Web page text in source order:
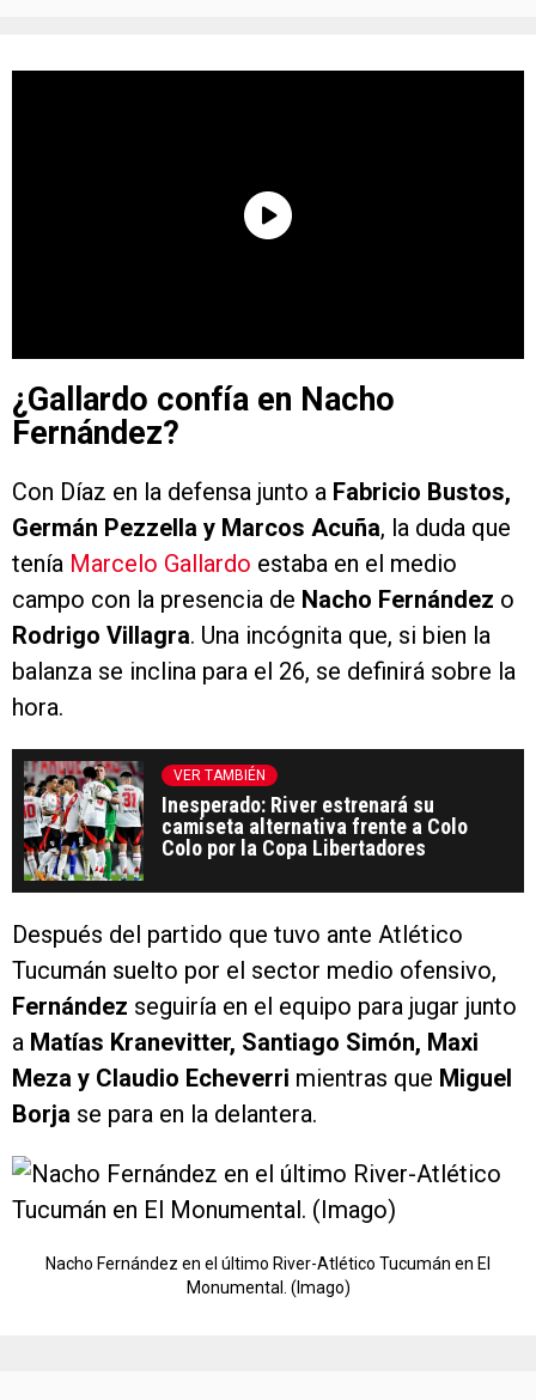
¿Gallardo confía en Nacho
Fernández?
Con Díaz en la defensa junto a Fabricio Bustos,
Germán Pezzella y Marcos Acuña, la duda que
tenía Marcelo Gallardo estaba en el medio
campo con la presencia de Nacho Fernández o
Rodrigo Villagra. Una incógnita que, si bien la
balanza se inclina para el 26, se definirá sobre la
hora.
VER TAMBIÉN
Inesperado: River estrenará su
camiseta alternativa frente a Colo
Colo por la Copa Libertadores
Después del partido que tuvo ante Atlético
Tucumán suelto por el sector medio ofensivo,
Fernández seguiría en el equipo para jugar junto
a Matías Kranevitter, Santiago Simón, Maxi
Meza y Claudio Echeverri mientras que Miguel
Borja se para en la delantera.
Nacho Fernández en el último River-Atlético Tucumán en El
Monumental. (Imago)